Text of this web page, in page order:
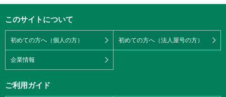
このサイトについて
初めての方へ（個人の方） 初めての方へ（法人屋号の方）
企業情報
ご利用ガイド